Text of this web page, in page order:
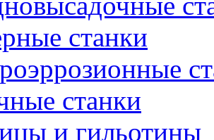
станки
станки
и гильотины